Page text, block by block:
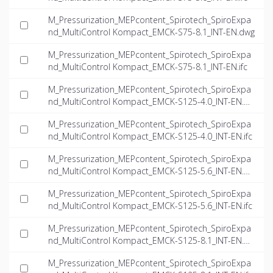
M_Pressurization_MEPcontent_Spirotech_SpiroExpa
nd_MultiControl Kompact_EMCK-S75-8.1_INT-EN.dwg
M_Pressurization_MEPcontent_Spirotech_SpiroExpa
nd_MultiControl Kompact_EMCK-S75-8.1_INT-EN.ifc
M_Pressurization_MEPcontent_Spirotech_SpiroExpa
nd_MultiControl Kompact_EMCK-S125-4.0_INT-EN.d
M_Pressurization_MEPcontent_Spirotech_SpiroExpa
nd_MultiControl Kompact_EMCK-S125-4.0_INT-EN.ifc
M_Pressurization_MEPcontent_Spirotech_SpiroExpa
nd_MultiControl Kompact_EMCK-S125-5.6_INT-EN.d
M_Pressurization_MEPcontent_Spirotech_SpiroExpa
nd_MultiControl Kompact_EMCK-S125-5.6_INT-EN.ifc
M_Pressurization_MEPcontent_Spirotech_SpiroExpa
nd_MultiControl Kompact_EMCK-S125-8.1_INT-EN.d
M_Pressurization_MEPcontent_Spirotech_SpiroExpa